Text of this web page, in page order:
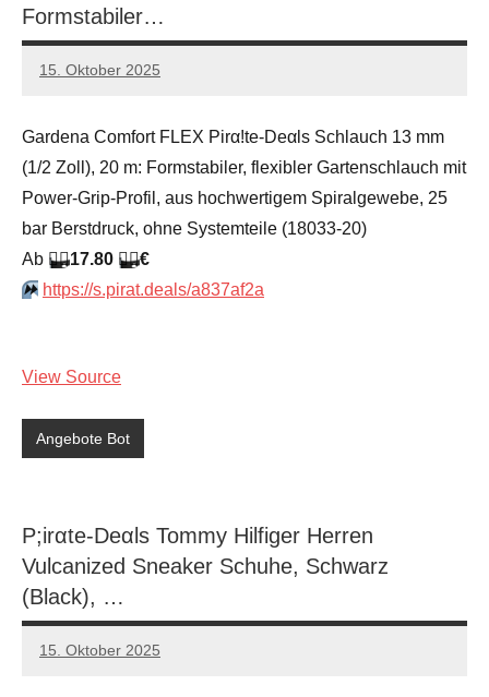
Formstabiler…
15. Oktober 2025
admin
Keine
Gardena Comfort FLEX Pirα!tе-Dеαls Schlauch 13 mm
(1/2 Zoll), 20 m: Formstabiler, flexibler Gartenschlauch mit
Power-Grip-Profil, aus hochwertigem Spiralgewebe, 25
bar Berstdruck, ohne Systemteile (18033-20)
Аb 🏴‍☠️17.80 🏴‍☠️€
⏩️ https://s.pirat.deals/a837af2a
View Source
Angebote Bot
P;irαtе-Dеαls Tommy Hilfiger Herren
Vulcanized Sneaker Schuhe, Schwarz
(Black), …
15. Oktober 2025
admin
Keine